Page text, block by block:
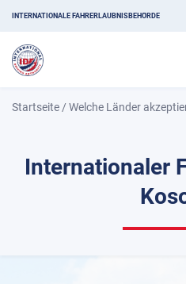
INTERNATIONALE FAHRERLAUBNISBEHÖRDE
Startseite /Welche Länder
Internationaler